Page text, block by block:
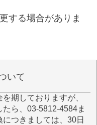
する場合がありま
いて
期しておりますが、
ら、03-5812-4584ま
つきましては、30日